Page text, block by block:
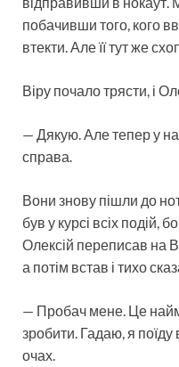
побачивши того, кого
втекти. Але її тут же
Віру почало трясти, і
— Дякую. Але тепер у
справа.
Вони знову пішли до
був у курсі всіх подій,
Олексій переписав на
а потім встав і тихо
— Пробач мене. Це
зробити. Гадаю, я поїду
очах.